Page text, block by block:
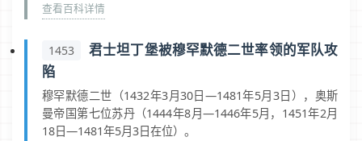
查看百科详情
1453
君士坦丁堡被穆罕默德二世率领的军队攻
陷
穆罕默德二世（1432年3月30日—1481年5月3日），奥斯
曼帝国第七位苏丹（1444年8月—1446年5月，1451年2月
18日—1481年5月3日在位）。